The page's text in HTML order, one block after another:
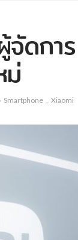
ดกา
ม่
Smartphone Xiaomi